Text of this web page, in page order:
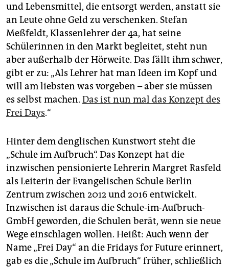
und Lebensmittel, die entsorgt werden, anstatt sie
an Leute ohne Geld zu verschenken. Stefan
Meßfeldt, Klassenlehrer der 4a, hat seine
Schülerinnen in den Markt begleitet, steht nun
aber außerhalb der Hörweite. Das fällt ihm schwer,
gibt er zu: „Als Lehrer hat man Ideen im Kopf und
will am liebsten was vorgeben – aber sie müssen
es selbst machen. Das ist nun mal das Konzept des
Frei Days.“
Hinter dem denglischen Kunstwort steht die
„Schule im Aufbruch“. Das Konzept hat die
inzwischen pensionierte Lehrerin Margret Rasfeld
als Leiterin der Evangelischen Schule Berlin
Zentrum zwischen 2012 und 2016 entwickelt.
Inzwischen ist daraus die Schule-im-Aufbruch-
GmbH geworden, die Schulen berät, wenn sie neue
Wege einschlagen wollen. Heißt: Auch wenn der
Name „Frei Day“ an die Fridays for Future erinnert,
gab es die „Schule im Aufbruch“ früher, schließlich